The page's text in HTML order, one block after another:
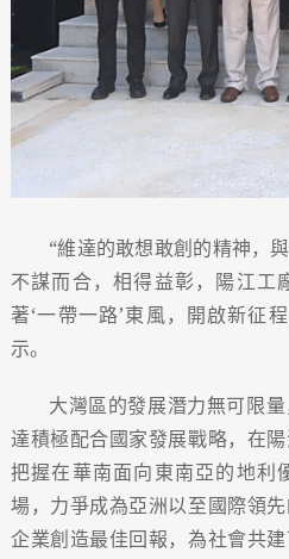
“維達的敢想敢創的精神，
不謀而合，相得益彰，陽江工
著‘一帶一路’東風，開啟新征
示。
大灣區的發展潛力無可限
達積極配合國家發展戰略，在
把握在華南面向東南亞的地利
場，力爭成為亞洲以至國際領
企業創造最佳回報，為社會共